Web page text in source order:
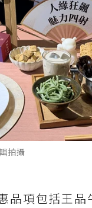
拍攝
品項包括王品